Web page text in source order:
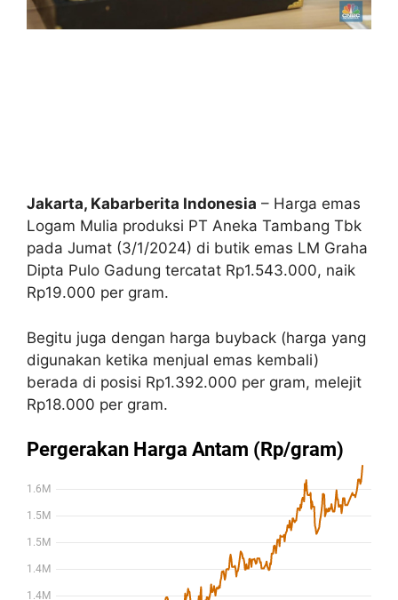
Jakarta, Kabarberita Indonesia – Harga emas
Logam Mulia produksi PT Aneka Tambang Tbk
pada Jumat (3/1/2024) di butik emas LM Graha
Dipta Pulo Gadung tercatat Rp1.543.000, naik
Rp19.000 per gram.
Begitu juga dengan harga buyback (harga yang
digunakan ketika menjual emas kembali)
berada di posisi Rp1.392.000 per gram, melejit
Rp18.000 per gram.